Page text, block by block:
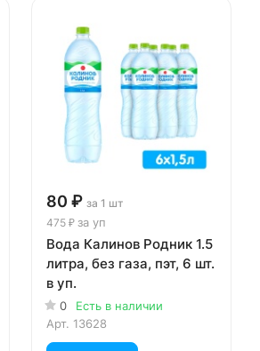
80 ₽ за 1 шт
475 ₽за уп
Вода Калинов Родник 1.5
литра, без газа, пэт, 6 шт.
в уп.
0
Есть в наличии
Арт. 13628